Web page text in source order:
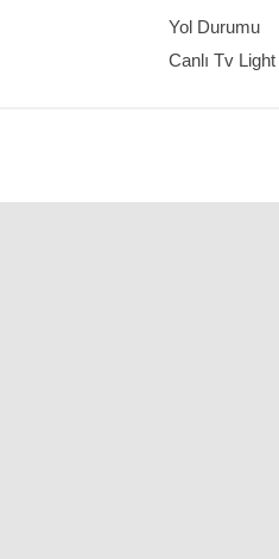
Yol Durumu
Canlı Tv Light